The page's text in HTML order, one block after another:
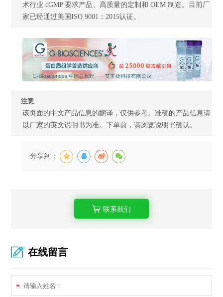
术行业 cGMP 要求产品、高质量的定制和 OEM 制造。目前厂
家已经通过美国ISO 9001：2015认证。
注意
该页面的中文产品信息的翻译，仅供参考。准确的产品信息请
以厂家的英文说明书为准。下单前，请浏览说明书确认。
分享到：
联系我们
在线留言
*